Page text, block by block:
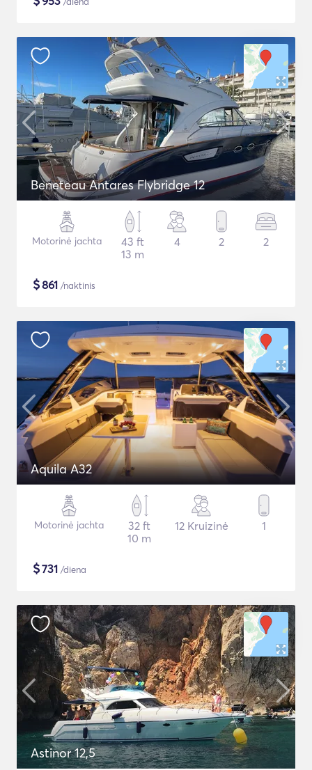
Beneteau Antares Flybridge 12
Motorinė jachta
43 ft
13 m
4 2 2
$861 /naktinis
Aquila A32
Motorinė jachta
32 ft
10 m
12 Kruizinė 1
$731 /diena
Astinor 12,5